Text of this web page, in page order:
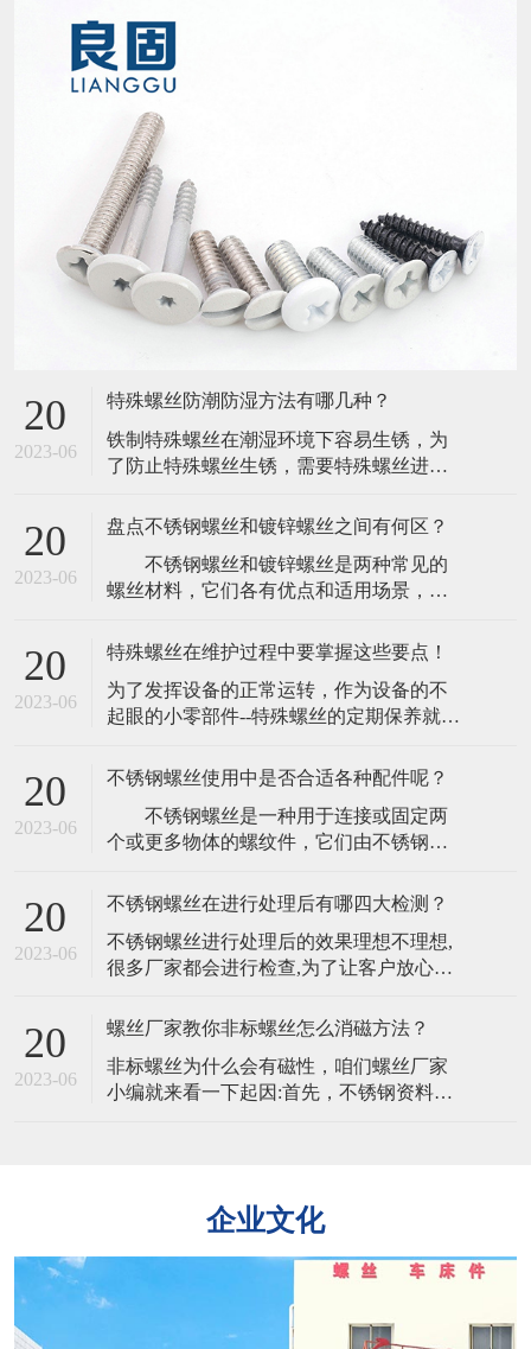
20
2023-06
特殊螺丝防潮防湿方法有哪几种？
​铁制特殊螺丝在潮湿环境下容易生锈，为
了防止特殊螺丝生锈，需要特殊螺丝进行
湿方法如下：(1)、振动机械，尽量用无溶
漆,如环氧尿烷(Epoxy-urethane)基或未变性
环氧(Epoxy-)基浸渍漆。​(3)、使用三聚氰醇
20
2023-06
盘点不锈钢螺丝和镀锌螺丝之间有何区？
​ 不锈钢螺丝和镀锌螺丝是两种常见的
螺丝材料，它们各有优点和适用场景，在
用。 1. 材质不同 不锈钢螺丝是由
不锈钢材料制成，不易生锈，能够长期使
用，有较好的耐腐蚀性，同时具有高压强
度和强韧性，镀锌螺丝则是以普通钢螺栓
的保护膜，
20
2023-06
特殊螺丝在维护过程中要掌握这些要点！
​为了发挥设备的正常运转，作为设备的不
起眼的小零部件--特殊螺丝的定期保养就显
那么为了防止特殊螺丝出现一些问题，在
维护的时候一定要注意那方面。​一，去杂
物特殊螺丝在淬火之后需要用硅酸盐清
洁，清洗完毕还需要水洗。所以为防止出
细。2
20
2023-06
不锈钢螺丝使用中是否合适各种配件呢？
​ 不锈钢螺丝是一种用于连接或固定两
个或更多物体的螺纹件，它们由不锈钢制
和长寿命的特点，不锈钢螺丝的韧性是其
能够承受冲击和振动的能力。不同的材质
会影响其韧性。​ 不锈钢螺丝的主要特
点是其抗腐蚀性，不同材质的不锈钢螺丝
同 不锈钢
20
2023-06
不锈钢螺丝在进行处理后有哪四大检测？
​不锈钢螺丝进行处理后的效果理想不理想,
很多厂家都会进行检查,为了让客户放心。
钢螺丝是否适合也可以自行检查,主要有以
丝外观的检验是从外观,电镀层等各方面进
行检验。二,螺丝镀层厚度的检验1、量具
20
2023-06
螺丝厂家教你非标螺丝怎么消磁方法？
​非标螺丝为什么会有磁性，咱们螺丝厂家
小编就来看一下起因:首先，不锈钢资料是
产生马氏体相变，铁素体跟马氏体都有磁
企业文化